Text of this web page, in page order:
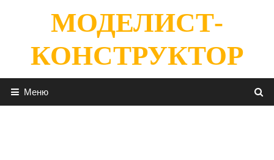
содержимомуМОДЕЛИСТ-
КОНСТРУКТОР
Меню